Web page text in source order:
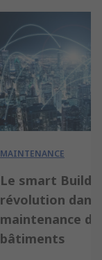
MAINTENANCE
Le smart
révolution dans
maintenance
bâtiments